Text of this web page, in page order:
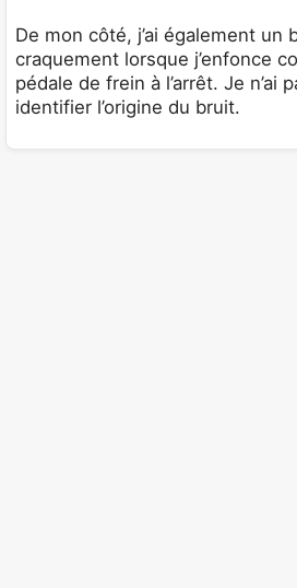
De mon côté, j’ai également un
craquement lorsque j’enfonce
pédale de frein à l’arrêt. Je n’ai
identifier l’origine du bruit.